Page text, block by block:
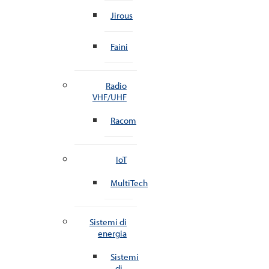
Jirous
Faini
Radio
VHF/UHF
Racom
IoT
MultiTech
Sistemi di
energia
Sistemi